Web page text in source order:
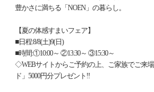
豊かさに満ちる「NOEN」の暮らし。
【夏の体感すまいフェア】
■日程:8/8(土)9(日)
■時間:①10:00～ ②13:30～ ③15:30～
◇WEBサイトからご予約の上、ご家族でご来
ド」5000円分プレゼント!!